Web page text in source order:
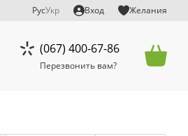
РусУкр Вход Желания
(067) 400-67-86
Перезвонить вам?